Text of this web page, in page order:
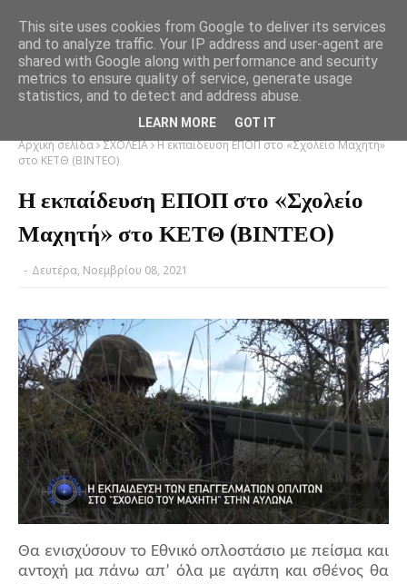
Αρχική σελίδα ΣΧΟΛΕΙΑ Η εκπαίδευση ΕΠΟΠ στο «Σχολείο Μαχητή»
στο ΚΕΤΘ (ΒΙΝΤΕΟ)
Η εκπαίδευση ΕΠΟΠ στο «Σχολείο
Μαχητή» στο ΚΕΤΘ (ΒΙΝΤΕΟ)
- Δευτέρα, Νοεμβρίου 08, 2021
Θα ενισχύσουν το Εθνικό οπλοστάσιο με πείσμα και
αντοχή μα πάνω απ’ όλα με αγάπη και σθένος θα
This site uses cookies from Google to deliver its services
and to analyze traffic. Your IP address and user-agent are
shared with Google along with performance and security
metrics to ensure quality of service, generate usage
statistics, and to detect and address abuse.
LEARN MORE GOT IT